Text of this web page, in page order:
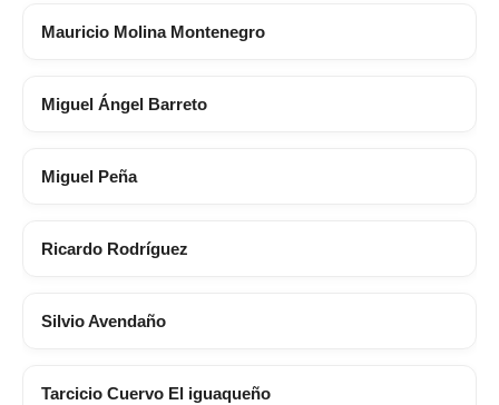
Mauricio Molina Montenegro
Miguel Ángel Barreto
Miguel Peña
Ricardo Rodríguez
Silvio Avendaño
Tarcicio Cuervo El iguaqueño